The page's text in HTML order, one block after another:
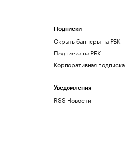
Подписки
Скрыть баннеры на РБК
Подписка на РБК
Корпоративная подписка
Уведомления
RSS Новости